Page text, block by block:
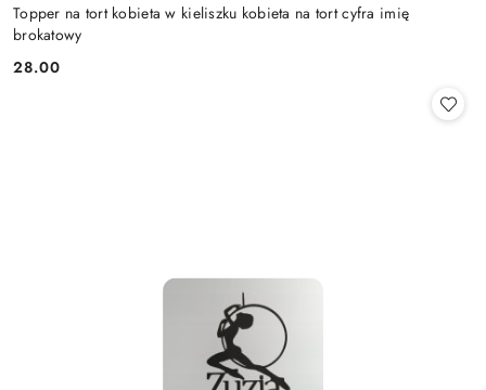
Topper na tort kobieta w kieliszku kobieta na tort cyfra imię
brokatowy
Cena:
28.00